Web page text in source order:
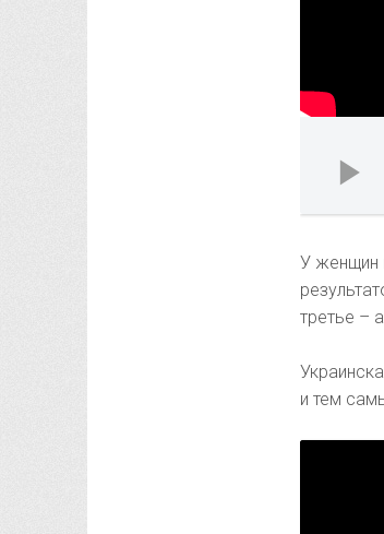
Noah Lyles breaks
У женщин
третье –
и тем